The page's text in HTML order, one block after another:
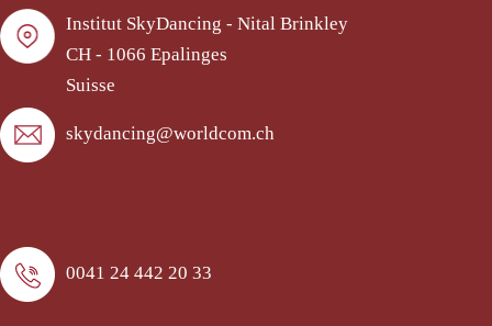
Institut SkyDancing - Nital Brinkley
CH - 1066 Epalinges
Suisse
skydancing@worldcom.ch
0041 24 442 20 33